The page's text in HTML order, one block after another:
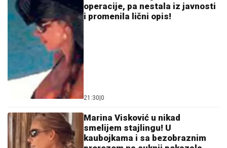
Obrisala bi ovaj intervju da može:
Jovana Jeremić danas proziva
verenicu Dragana Stankovića što mesi
kiflice i bureke, a nekada je i ona radila
isto!